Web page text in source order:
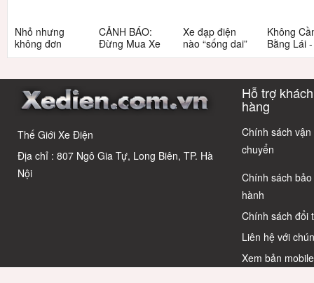
Nhỏ nhưng
không đơn
giản: Sự thật
học sinh cấp 2
CẢNH BÁO:
Đừng Mua Xe
Điện Chỉ Vì
Cáo! 5 Bẫy
Quyết Chọn Xe
Chuẩn Chỉnh
Xe đạp điện
nào “sống dai”
nhất sau 5
có câu trả lời
Không
Bằng Lái
3 Xe Đạp
Cho Học
Thế Giới Xe Điện
Địa chỉ : 807 Ngô Gia Tự, Long Biên, TP. Hà
Nội
Hỗ trợ khách
hàng
Chính sách vận
chuyển
Chính sách bảo
hành
Chính sách đổi
Liên hệ với
Xem bản